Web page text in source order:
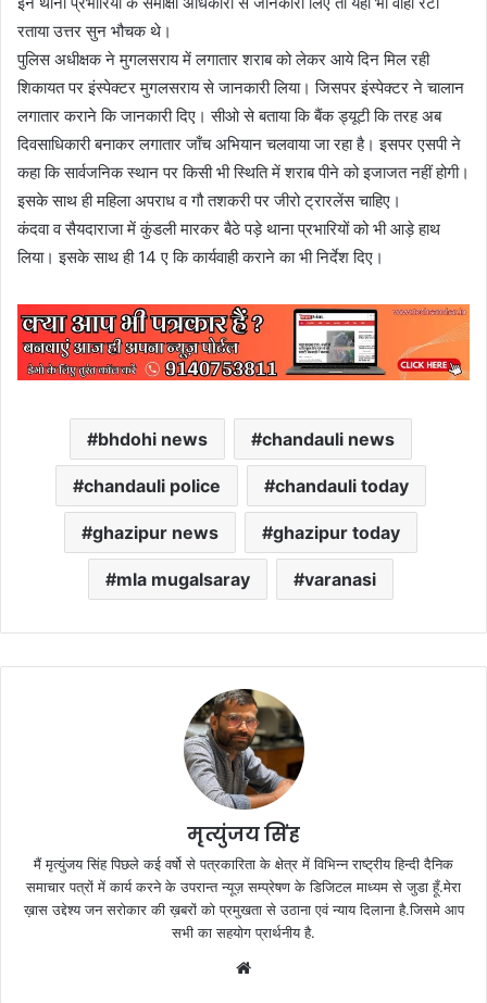
रताया उत्तर सुन भौचक थे।
पुलिस अधीक्षक ने मुगलसराय में लगातार शराब को लेकर आये दिन मिल रही
शिकायत पर इंस्पेक्टर मुगलसराय से जानकारी लिया। जिसपर इंस्पेक्टर ने चालान
लगातार कराने कि जानकारी दिए। सीओ से बताया कि बैंक ड्यूटी कि तरह अब
दिवसाधिकारी बनाकर लगातार जाँच अभियान चलवाया जा रहा है। इसपर एसपी ने
कहा कि सार्वजनिक स्थान पर किसी भी स्थिति में शराब पीने को इजाजत नहीं होगी।
इसके साथ ही महिला अपराध व गौ तशकरी पर जीरो ट्रारलेंस चाहिए।
कंदवा व सैयदाराजा में कुंडली मारकर बैठे पड़े थाना प्रभारियों को भी आड़े हाथ
लिया। इसके साथ ही 14 ए कि कार्यवाही कराने का भी निर्देश दिए।
bhdohi news chandauli news
chandauli police chandauli today
ghazipur news ghazipur today
mla mugalsaray varanasi
मृत्युंजय सिंह
मैं मृत्युंजय सिंह पिछले कई वर्षो से पत्रकारिता के क्षेत्र में विभिन्न राष्ट्रीय हिन्दी दैनिक
समाचार पत्रों में कार्य करने के उपरान्त न्यूज़ सम्प्रेषण के डिजिटल माध्यम से जुडा हूँ.मेरा
ख़ास उद्देश्य जन सरोकार की ख़बरों को प्रमुखता से उठाना एवं न्याय दिलाना है.जिसमे आप
सभी का सहयोग प्रार्थनीय है.